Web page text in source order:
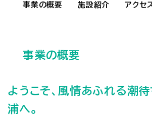
事業の概要 施設紹介 アクセ
事業の概要
ようこそ、風情あふれる潮待
浦へ。